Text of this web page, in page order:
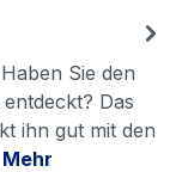
Sie den
Das
ihn gut mit den
Mehr